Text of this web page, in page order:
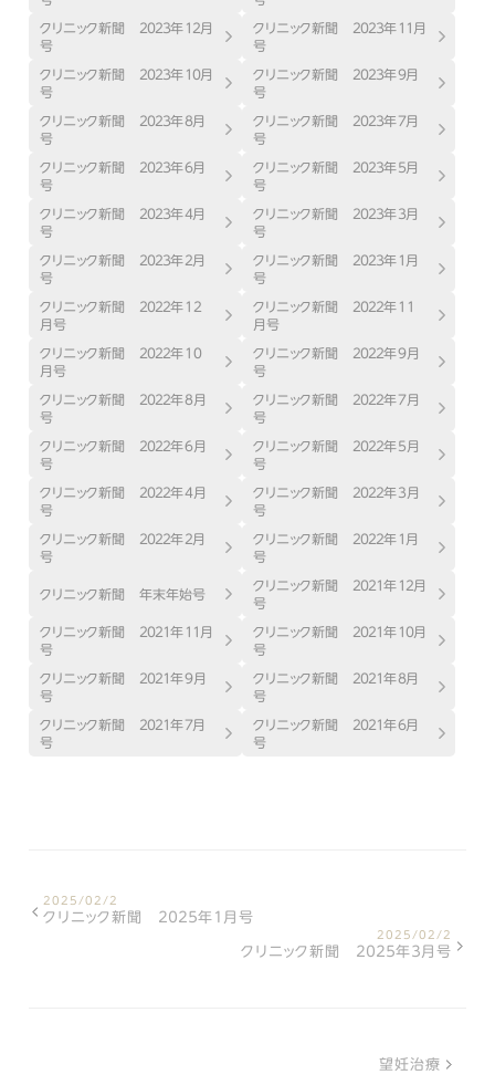
クリニック新聞 ２０２３年１２月
号
クリニック新聞 ２０２３年１１月
号
クリニック新聞 ２０２３年１０月
号
クリニック新聞 ２０２３年９月
号
クリニック新聞 ２０２３年８月
号
クリニック新聞 ２０２３年７月
号
クリニック新聞 ２０２３年６月
号
クリニック新聞 ２０２３年５月
号
クリニック新聞 ２０２３年４月
号
クリニック新聞 ２０２３年３月
号
クリニック新聞 ２０２３年２月
号
クリニック新聞 ２０２３年１月
号
クリニック新聞 ２０２２年12
月号
クリニック新聞 ２０２２年11
月号
クリニック新聞 ２０２２年10
月号
クリニック新聞 ２０２２年9月
号
クリニック新聞 ２０２２年8月
号
クリニック新聞 ２０２２年7月
号
クリニック新聞 ２０２２年6月
号
クリニック新聞 ２０２２年5月
号
クリニック新聞 ２０２２年4月
号
クリニック新聞 ２０２２年3月
号
クリニック新聞 ２０２２年２月
号
クリニック新聞 ２０２２年１月
号
クリニック新聞 年末年始号
クリニック新聞 ２０２１年１２月
号
クリニック新聞 ２０２１年１１月
号
クリニック新聞 ２０２１年１０月
号
クリニック新聞 ２０２１年9月
号
クリニック新聞 ２０２１年８月
号
クリニック新聞 ２０２１年７月
号
クリニック新聞 ２０２１年６月
号
2025/02/2
クリニック新聞 ２０２５年１月号
2025/02/2
クリニック新聞 ２０２５年３月号
望妊治療